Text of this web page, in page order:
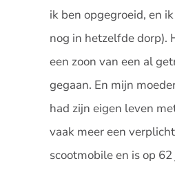
ik ben opgegroeid, en
nog in hetzelfde dorp).
een zoon van een al
gegaan. En mijn
had zijn eigen leven
vaak meer een
scootmobile en is op